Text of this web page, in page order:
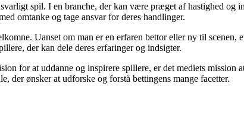
spil. I en branche, der kan være præget af hastighed og
omtanke og tage ansvar for deres handlinger.
Uanset om man er en erfaren bettor eller ny til scenen,
der kan dele deres erfaringer og indsigter.
for at uddanne og inspirere spillere, er det mediets mission
der ønsker at udforske og forstå bettingens mange facetter.